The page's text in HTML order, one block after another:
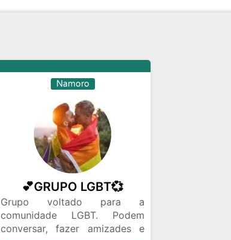
Namoro
💕GRUPO LGBT💞
Grupo voltado para a
comunidade LGBT. Podem
conversar, fazer amizades e